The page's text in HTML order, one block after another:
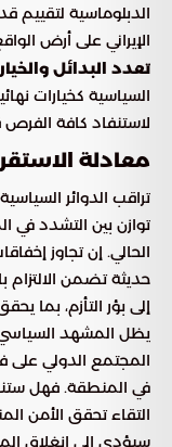
الدبلوماسية لتقييم
الإيراني على أرض
تعدد البدائل
السياسية كخيارات
لاستنفاد كافة الفرص
معادلة
تراقب الدوائر
توازن بين التشدد في
الحالي. إن تجاوز
حديثة تضمن
إلى بؤر التأزم، بما
يظل المشهد
المجتمع الدولي على
في المنطقة. فهل
التقاء تحقق الأمن
سيؤدي إلى انغلاق